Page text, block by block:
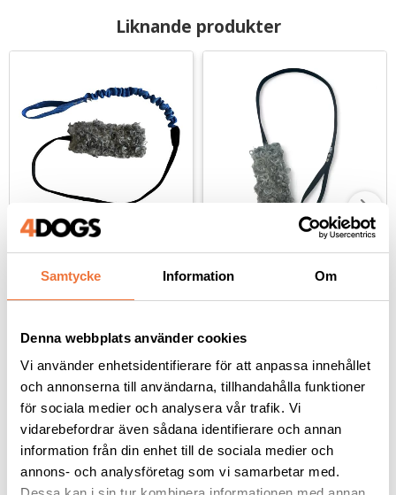
Samtycke Information Om
Denna webbplats använder cookies
Vi använder enhetsidentifierare för att anpassa innehållet
och annonserna till användarna, tillhandahålla funktioner
för sociala medier och analysera vår trafik. Vi
vidarebefordrar även sådana identifierare och annan
information från din enhet till de sociala medier och
annons- och analysföretag som vi samarbetar med.
Liknande produkter
Bistos Iver XL med
fårskinn och expander
- blå
Bistos Iver
fårskinnsleksak - svart
Andra köpte även